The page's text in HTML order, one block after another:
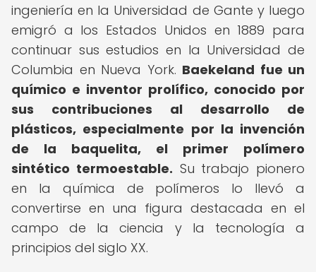
ingeniería en la Universidad de Gante y luego
emigró a los Estados Unidos en 1889 para
continuar sus estudios en la Universidad de
Columbia en Nueva York. Baekeland fue un
químico e inventor prolífico, conocido por
sus contribuciones al desarrollo de
plásticos, especialmente por la invención
de la baquelita, el primer polímero
sintético termoestable. Su trabajo pionero
en la química de polímeros lo llevó a
convertirse en una figura destacada en el
campo de la ciencia y la tecnología a
principios del siglo XX.